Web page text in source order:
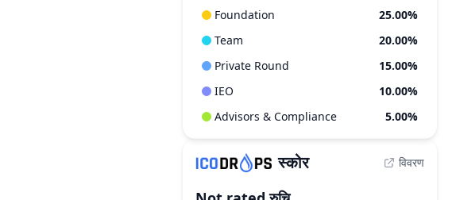
Foundation
25.00%
Team
20.00%
Private Round
15.00%
IEO
10.00%
Advisors & Compliance
5.00%
स्कोर विवरण